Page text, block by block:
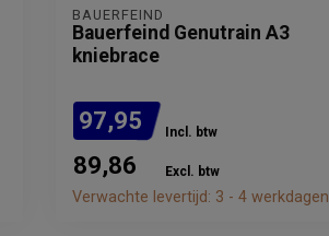
BAUERFEIND
Bauerfeind Genutrain A3
kniebrace
97,95 Incl. btw
89,86 Excl. btw
Verwachte levertijd: 3 - 4 werkdagen